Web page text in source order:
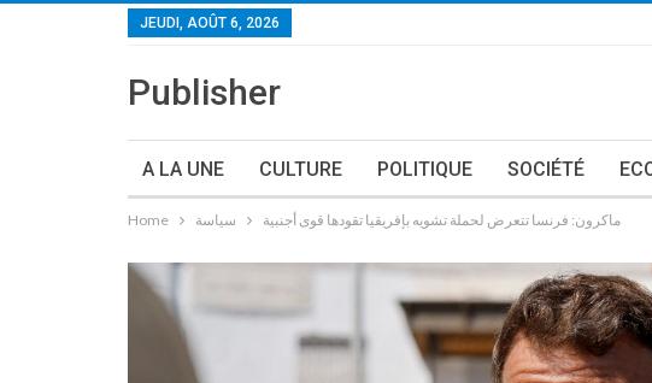
JEUDI, AOÛT 6, 2026
Publisher
A LA UNE CULTURE POLITIQUE SOCIÉTÉ
Home سياسة ماكرون: فرنسا تتعرض لحملة تشويه بإفريقيا تقودها قوى أجنبية